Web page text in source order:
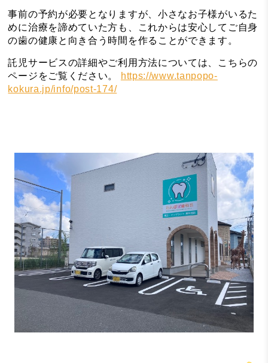
事前の予約が必要となりますが、小さなお子様がいるた
めに治療を諦めていた方も、これからは安心してご自身
の歯の健康と向き合う時間を作ることができます。
託児サービスの詳細やご利用方法については、こちらの
ページをご覧ください。
https://www.tanpopo-
kokura.jp/info/post-174/